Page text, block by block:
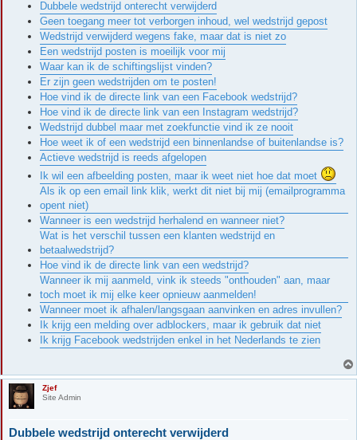
Dubbele wedstrijd onterecht verwijderd
Geen toegang meer tot verborgen inhoud, wel wedstrijd gepost
Wedstrijd verwijderd wegens fake, maar dat is niet zo
Een wedstrijd posten is moeilijk voor mij
Waar kan ik de schiftingslijst vinden?
Er zijn geen wedstrijden om te posten!
Hoe vind ik de directe link van een Facebook wedstrijd?
Hoe vind ik de directe link van een Instagram wedstrijd?
Wedstrijd dubbel maar met zoekfunctie vind ik ze nooit
Hoe weet ik of een wedstrijd een binnenlandse of buitenlandse is?
Actieve wedstrijd is reeds afgelopen
Ik wil een afbeelding posten, maar ik weet niet hoe dat moet
Als ik op een email link klik, werkt dit niet bij mij (emailprogramma
opent niet)
Wanneer is een wedstrijd herhalend en wanneer niet?
Wat is het verschil tussen een klanten wedstrijd en
betaalwedstrijd?
Hoe vind ik de directe link van een wedstrijd?
Wanneer ik mij aanmeld, vink ik steeds "onthouden" aan, maar
toch moet ik mij elke keer opnieuw aanmelden!
Wanneer moet ik afhalen/langsgaan aanvinken en adres invullen?
Ik krijg een melding over adblockers, maar ik gebruik dat niet
Ik krijg Facebook wedstrijden enkel in het Nederlands te zien
Zjef
Site Admin
Dubbele wedstrijd onterecht verwijderd